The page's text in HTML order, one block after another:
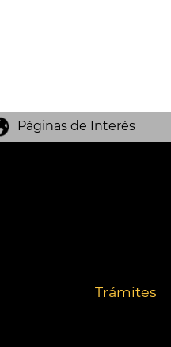
Páginas de Interés
Trámites